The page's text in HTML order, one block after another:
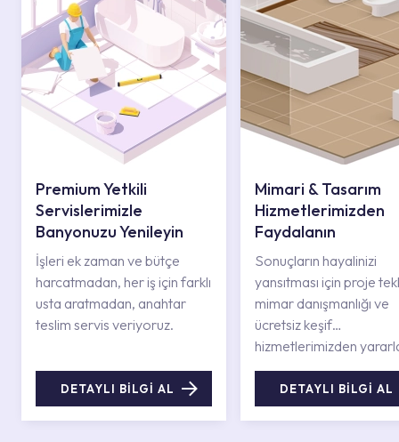
Premium Yetkili
Servislerimizle
Banyonuzu Yenileyin
İşleri ek zaman ve bütçe
harcatmadan, her iş için farklı
usta aratmadan, anahtar
teslim servis veriyoruz.
DETAYLI BİLGİ AL
Mimari & Tasarım
Hizmetlerimizden
Faydalanın
Sonuçların hayalinizi
yansıtması için proje
mimar danışmanlığı ve
ücretsiz keşif
hizmetlerimizden
DETAYLI BİLGİ AL